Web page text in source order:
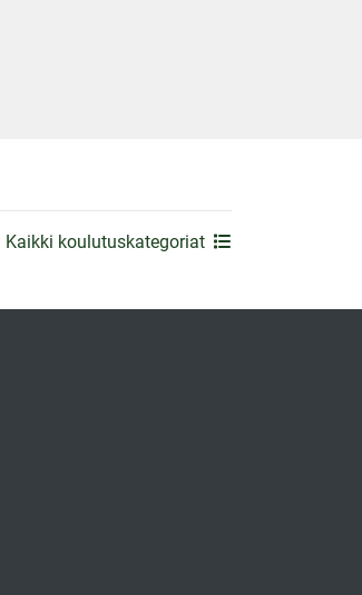
Kaikki koulutuskategoriat